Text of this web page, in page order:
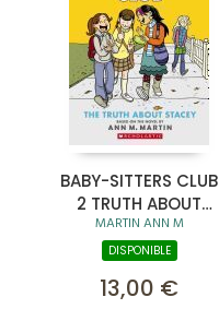
BABY-SITTERS CLUB
2 TRUTH ABOUT
STACEY
MARTIN ANN M
DISPONIBLE
13,00 €